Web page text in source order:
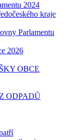
2024
kraje
Parlamentu
2026
OBCE
ODPADŮ